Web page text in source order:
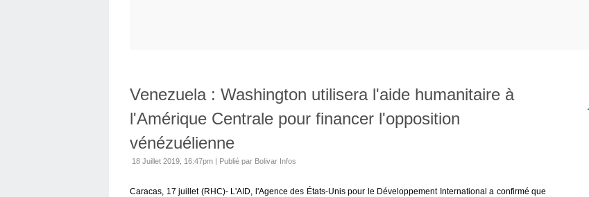
Venezuela : Washington utilisera l'aide humanitaire à
l'Amérique Centrale pour financer l'opposition
vénézuélienne
18 Juillet 2019, 16:47pm | Publié par Bolivar Infos
Caracas, 17 juillet (RHC)- L'AID, l'Agence des États-Unis pour le Développement International a confirmé que